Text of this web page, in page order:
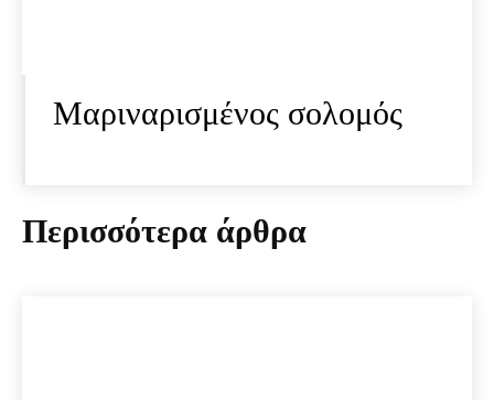
Μαριναρισμένος σολομός
Περισσότερα άρθρα